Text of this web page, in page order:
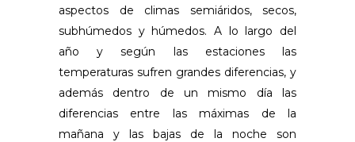
aspectos de climas semiáridos, secos,
subhúmedos y húmedos. A lo largo del
año y según las estaciones las
temperaturas sufren grandes diferencias, y
además dentro de un mismo día las
diferencias entre las máximas de la
mañana y las bajas de la noche son